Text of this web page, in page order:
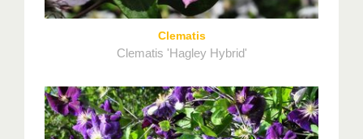
Clematis
Clematis 'Hagley Hybrid'